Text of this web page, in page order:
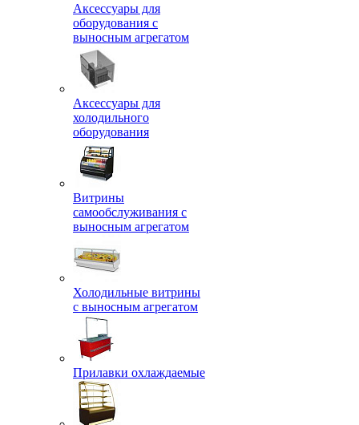
Аксессуары для
оборудования с
выносным агрегатом
Аксессуары для
холодильного
оборудования
Витрины
самообслуживания с
выносным агрегатом
Холодильные витрины
с выносным агрегатом
Прилавки охлаждаемые